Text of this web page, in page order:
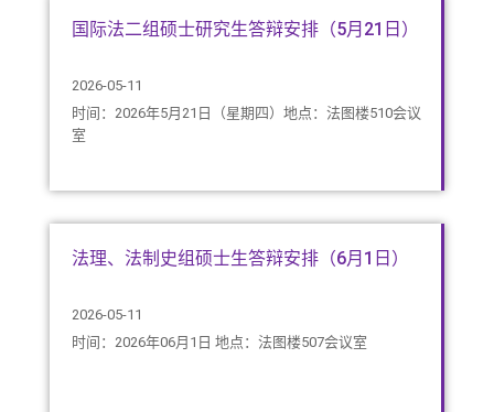
国际法二组硕士研究生答辩安排（5月21日）
2026-05-11
时间：2026年5月21日（星期四）地点：法图楼510会议
室
法理、法制史组硕士生答辩安排（6月1日）
2026-05-11
时间：2026年06月1日 地点：法图楼507会议室